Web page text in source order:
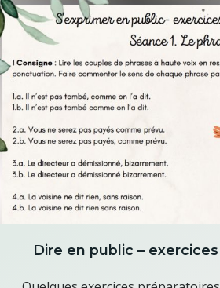
Dire en public –